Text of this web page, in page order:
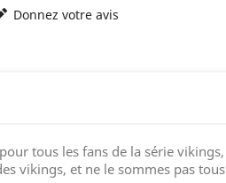
Donnez votre avis
tous les fans de la série vikings,
vikings, et ne le sommes pas tous